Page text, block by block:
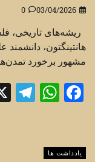
03/04/2026
0
ریشه‌های تاریخی،
هانتینگتون،
مشهور برخورد تمدن‌ها در سال
یادداشت ها